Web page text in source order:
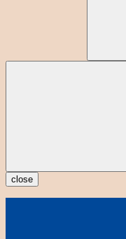
close